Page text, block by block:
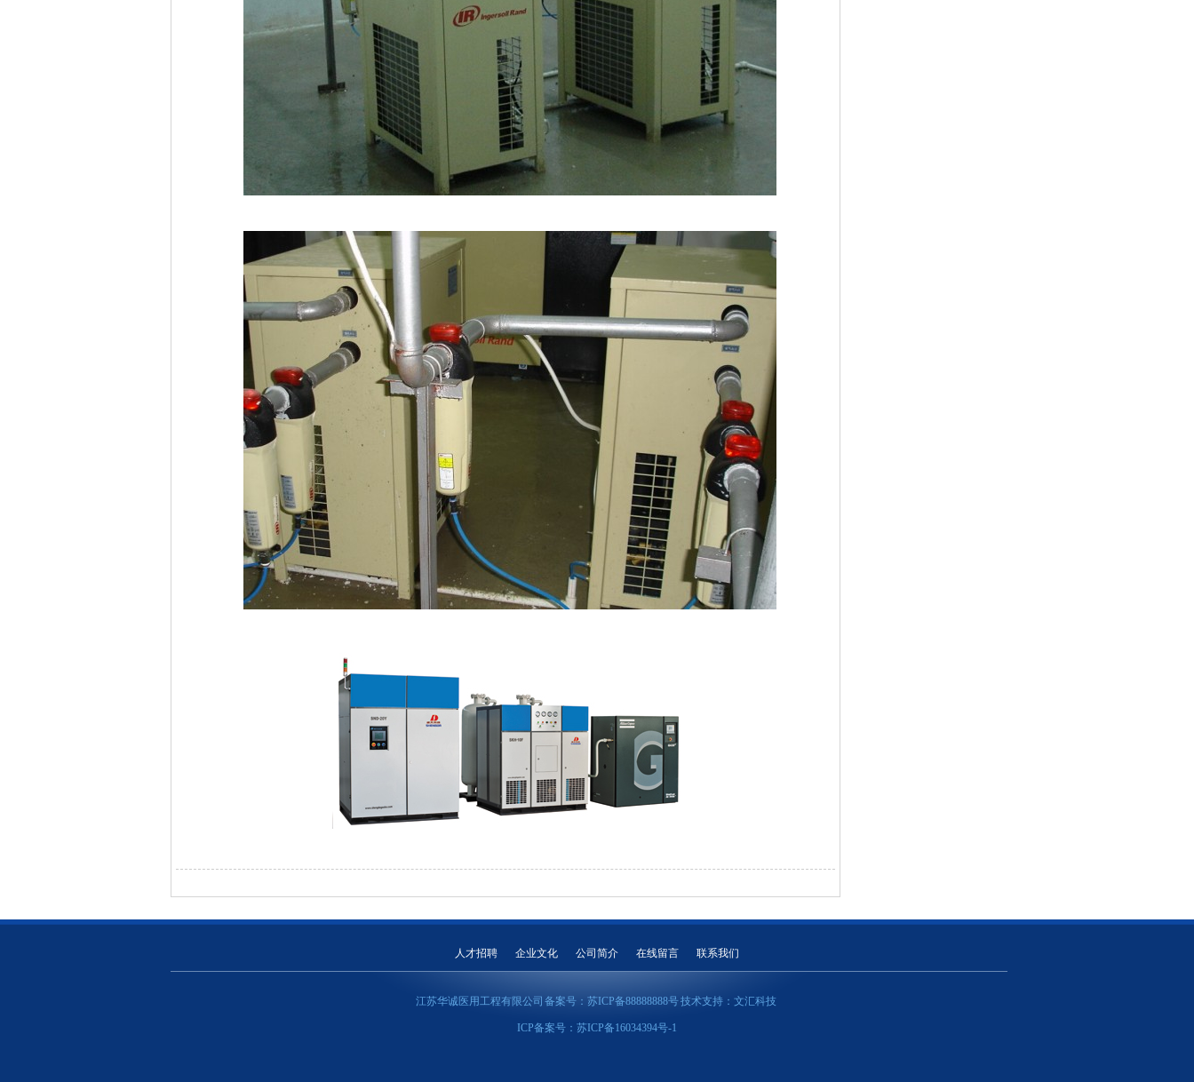
diet pills to lose
belly fat
,
the best weight loss
pills 2019
2019 best weight
loss pills
pills to lose weight
,
,
人才招聘 企业文化 公司简介 在线留言 联系我们
江苏华诚医用工程有限公司 备案号： 苏ICP备88888888号技术支持： 文汇科技
ICP备案号：苏ICP备16034394号-1